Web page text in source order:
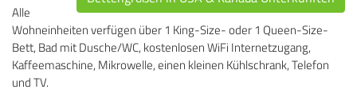
Alle
Wohneinheiten verfügen über 1 King-Size- oder 1 Queen-Size-
Bett, Bad mit Dusche/WC, kostenlosen WiFi Internetzugang,
Kaffeemaschine, Mikrowelle, einen kleinen Kühlschrank, Telefon
und TV.